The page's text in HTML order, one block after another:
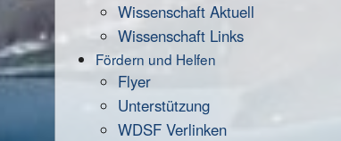
Wissenschaft Aktuell
Wissenschaft Links
Fördern und Helfen
Flyer
Unterstützung
WDSF Verlinken